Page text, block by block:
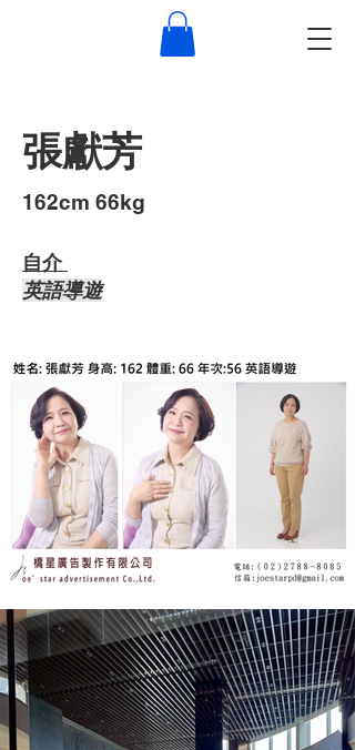
張獻芳
​162cm 66kg
自介 ​
​英語導遊